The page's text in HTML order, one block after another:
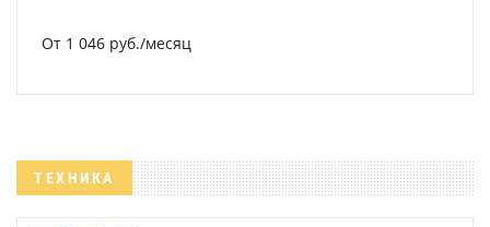
От 1 046 руб./месяц
ТЕХНИКА